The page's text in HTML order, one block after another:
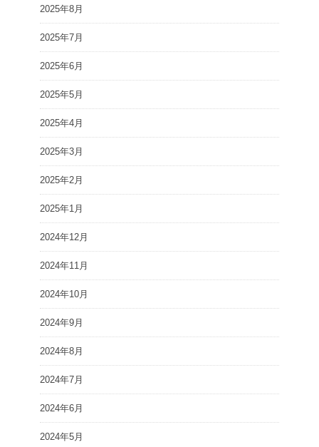
2025年8月
2025年7月
2025年6月
2025年5月
2025年4月
2025年3月
2025年2月
2025年1月
2024年12月
2024年11月
2024年10月
2024年9月
2024年8月
2024年7月
2024年6月
2024年5月